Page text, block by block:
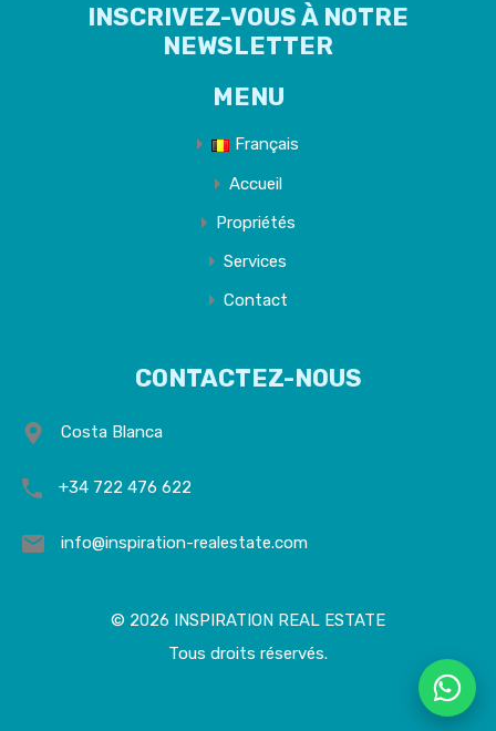
INSCRIVEZ-VOUS À NOTRE
NEWSLETTER
MENU
Français
Accueil
Propriétés
Services
Contact
CONTACTEZ-NOUS
Costa Blanca
+34 722 476 622
info@inspiration-realestate.com
© 2026 INSPIRATION REAL ESTATE
Tous droits réservés.